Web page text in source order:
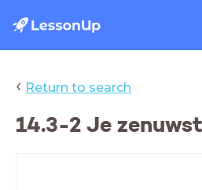
‹ Return to search
14.3-2 Je